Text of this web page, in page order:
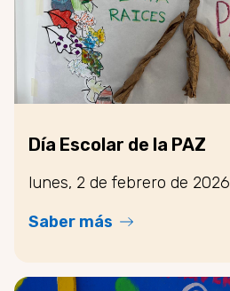
Día Escolar de la PAZ
lunes, 2 de febrero de 2026
Saber más